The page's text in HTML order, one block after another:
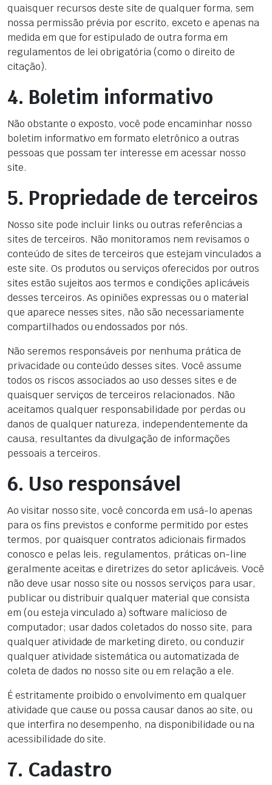
quaisquer recursos deste site de qualquer forma, sem
nossa permissão prévia por escrito, exceto e apenas na
medida em que for estipulado de outra forma em
regulamentos de lei obrigatória (como o direito de
citação).
4. Boletim informativo
Não obstante o exposto, você pode encaminhar nosso
boletim informativo em formato eletrônico a outras
pessoas que possam ter interesse em acessar nosso
site.
5. Propriedade de terceiros
Nosso site pode incluir links ou outras referências a
sites de terceiros. Não monitoramos nem revisamos o
conteúdo de sites de terceiros que estejam vinculados a
este site. Os produtos ou serviços oferecidos por outros
sites estão sujeitos aos termos e condições aplicáveis
desses terceiros. As opiniões expressas ou o material
que aparece nesses sites, não são necessariamente
compartilhados ou endossados por nós.
Não seremos responsáveis por nenhuma prática de
privacidade ou conteúdo desses sites. Você assume
todos os riscos associados ao uso desses sites e de
quaisquer serviços de terceiros relacionados. Não
aceitamos qualquer responsabilidade por perdas ou
danos de qualquer natureza, independentemente da
causa, resultantes da divulgação de informações
pessoais a terceiros.
6. Uso responsável
Ao visitar nosso site, você concorda em usá-lo apenas
para os fins previstos e conforme permitido por estes
termos, por quaisquer contratos adicionais firmados
conosco e pelas leis, regulamentos, práticas on-line
geralmente aceitas e diretrizes do setor aplicáveis. Você
não deve usar nosso site ou nossos serviços para usar,
publicar ou distribuir qualquer material que consista
em (ou esteja vinculado a) software malicioso de
computador; usar dados coletados do nosso site, para
qualquer atividade de marketing direto, ou conduzir
qualquer atividade sistemática ou automatizada de
coleta de dados no nosso site ou em relação a ele.
É estritamente proibido o envolvimento em qualquer
atividade que cause ou possa causar danos ao site, ou
que interfira no desempenho, na disponibilidade ou na
acessibilidade do site.
7. Cadastro